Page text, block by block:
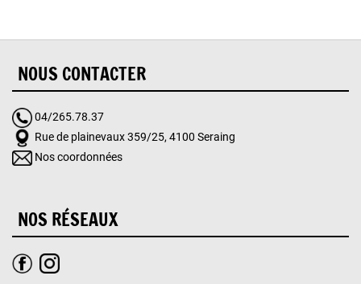
NOUS CONTACTER
04/265.78.37
Rue de plainevaux 359/25, 4100 Seraing
Nos coordonnées
NOS RÉSEAUX